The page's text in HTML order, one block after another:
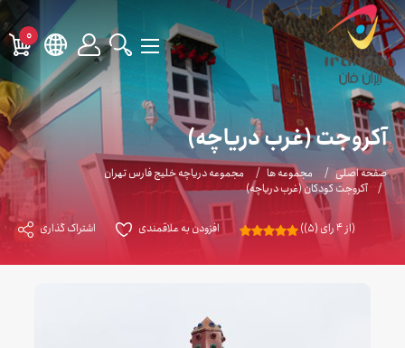
0
آکروجت (غرب دریاچه)
صفحه اصلی مجموعه ها
مجموعه دریاچه خلیج فارس تهران
آکروجت کودکان (غرب دریاچه)
(از 4 رای (5)) افزودن به علاقمندی اشتراک گذاری